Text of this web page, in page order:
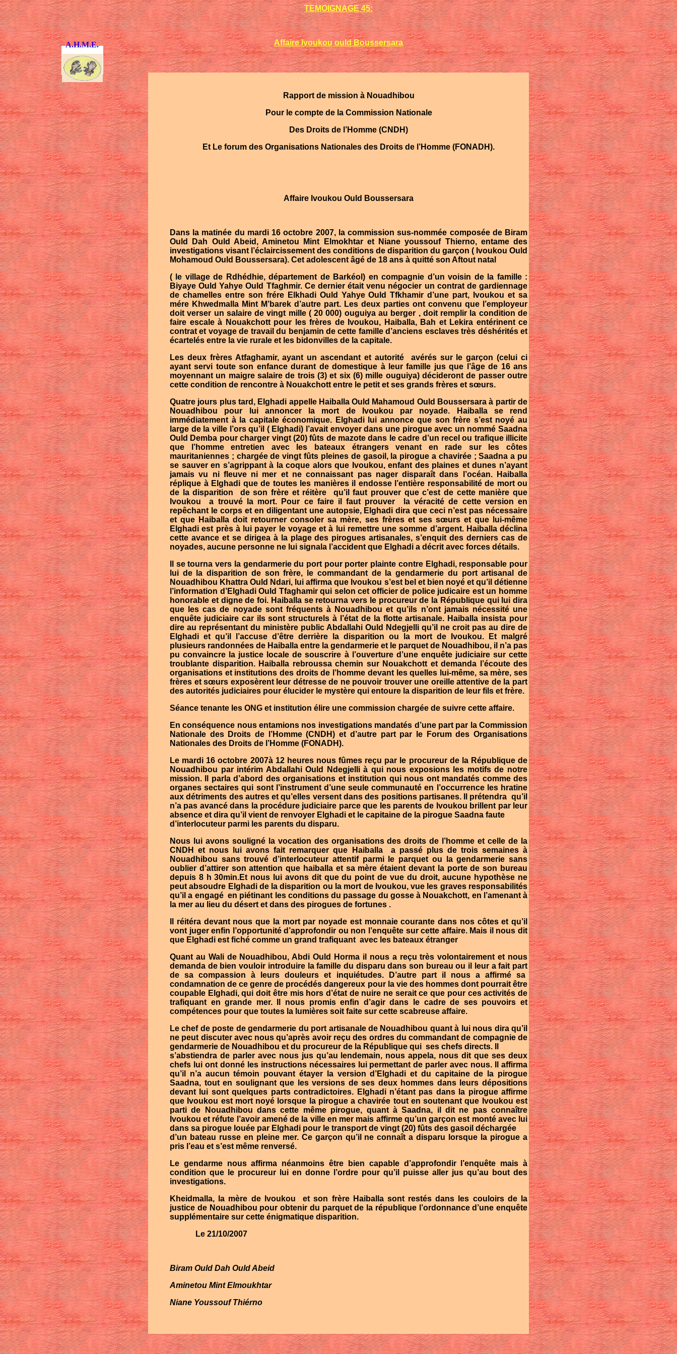
TEMOIGNAGE 45:
A.H.M.E. Affaire Ivoukou ould Boussersara
Rapport de mission à Nouadhibou
Pour le compte de la Commission Nationale
Des Droits de l’Homme (CNDH)
Et Le forum des Organisations Nationales des Droits de l’Homme (FONADH).
Affaire Ivoukou Ould Boussersara
Dans la matinée du mardi 16 octobre 2007, la commission sus-nommée composée de Biram
Ould Dah Ould Abeid, Aminetou Mint Elmokhtar et Niane youssouf Thierno, entame des
investigations visant l’éclaircissement des conditions de disparition du garçon ( Ivoukou Ould
Mohamoud Ould Boussersara). Cet adolescent âgé de 18 ans à quitté son Aftout natal
( le village de Rdhédhie, département de Barkéol) en compagnie d’un voisin de la famille :
Biyaye Ould Yahye Ould Tfaghmir. Ce dernier était venu négocier un contrat de gardiennage
de chamelles entre son frére Elkhadi Ould Yahye Ould Tfkhamir d’une part, Ivoukou et sa
mére Khwedmalla Mint M’barek d’autre part. Les deux parties ont convenu que l’employeur
doit verser un salaire de vingt mille ( 20 000) ouguiya au berger , doit remplir la condition de
faire escale à Nouakchott pour les frères de Ivoukou, Haiballa, Bah et Lekira entérinent ce
contrat et voyage de travail du benjamin de cette famille d’anciens esclaves très déshérités et
écartelés entre la vie rurale et les bidonvilles de la capitale.
Les deux frères Atfaghamir, ayant un ascendant et autorité
avérés sur le garçon (celui ci
ayant servi toute son enfance durant de domestique à leur famille jus que l’âge de 16 ans
moyennant un maigre salaire de trois (3) et six (6) mille ouguiya) décideront de passer outre
cette condition de rencontre à Nouakchott entre le petit et ses grands frères et sœurs.
Quatre jours plus tard, Elghadi appelle Haiballa Ould Mahamoud Ould Boussersara à partir de
Nouadhibou pour lui annoncer la mort de Ivoukou par noyade. Haiballa se rend
immédiatement à la capitale économique. Elghadi lui annonce que son frère s’est noyé au
large de la ville l’ors qu’il ( Elghadi) l’avait envoyer dans une pirogue avec un nommé Saadna
Ould Demba pour charger vingt (20) fûts de mazote dans le cadre d’un recel ou trafique illicite
que l’homme entretien avec les bateaux étrangers venant en rade sur les côtes
mauritaniennes ; chargée de vingt fûts pleines de gasoil, la pirogue a chavirée ; Saadna a pu
se sauver en s’agrippant à la coque alors que Ivoukou, enfant des plaines et dunes n’ayant
jamais vu ni fleuve ni mer et ne connaissant pas nager disparaît dans l’océan. Haiballa
réplique à Elghadi que de toutes les manières il endosse l’entière responsabilité de mort ou
de la disparition
de son frère et réitère
qu’il faut prouver que c’est de cette manière que
Ivoukou
a trouvé la mort. Pour ce faire il faut prouver
la véracité de cette version en
repêchant le corps et en diligentant une autopsie, Elghadi dira que ceci n’est pas nécessaire
et que Haiballa doit retourner consoler sa mère, ses frères et ses sœurs et que lui-même
Elghadi est près à lui payer le voyage et à lui remettre une somme d’argent. Haiballa déclina
cette avance et se dirigea à la plage des pirogues artisanales, s’enquit des derniers cas de
noyades, aucune personne ne lui signala l’accident que Elghadi a décrit avec forces détails.
Il se tourna vers la gendarmerie du port pour porter plainte contre Elghadi, responsable pour
lui de la disparition de son frère, le commandant de la gendarmerie du port artisanal de
Nouadhibou Khattra Ould Ndari, lui affirma que Ivoukou s’est bel et bien noyé et qu’il détienne
l’information d’Elghadi Ould Tfaghamir qui selon cet officier de police judicaire est un homme
honorable et digne de foi. Haiballa se retourna vers le procureur de la République qui lui dira
que les cas de noyade sont fréquents à Nouadhibou et qu’ils n’ont jamais nécessité une
enquête judiciaire car ils sont structurels à l’état de la flotte artisanale. Haiballa insista pour
dire au représentant du ministère public Abdallahi Ould Ndegjelli qu’il ne croit pas au dire de
Elghadi et qu’il l’accuse d’être derrière la disparition ou la mort de Ivoukou. Et malgré
plusieurs randonnées de Haiballa entre la gendarmerie et le parquet de Nouadhibou, il n’a pas
pu convaincre la justice locale de souscrire à l’ouverture d’une enquête judiciaire sur cette
troublante disparition. Haiballa rebroussa chemin sur Nouakchott et demanda l’écoute des
organisations et institutions des droits de l’homme devant les quelles lui-même, sa mère, ses
frères et sœurs exposèrent leur détresse de ne pouvoir trouver une oreille attentive de la part
des autorités judiciaires pour élucider le mystère qui entoure la disparition de leur fils et frère.
Séance tenante les ONG et institution élire une commission chargée de suivre cette affaire.
En conséquence nous entamions nos investigations mandatés d’une part par la Commission
Nationale des Droits de l’Homme (CNDH) et d’autre part par le Forum des Organisations
Nationales des Droits de l’Homme (FONADH).
Le mardi 16 octobre 2007à 12 heures nous fûmes reçu par le procureur de la République de
Nouadhibou par intérim Abdallahi Ould Ndegjelli à qui nous exposions les motifs de notre
mission. Il parla d’abord des organisations et institution qui nous ont mandatés comme des
organes sectaires qui sont l’instrument d’une seule communauté en l’occurrence les hratine
aux détriments des autres et qu’elles versent dans des positions partisanes. Il prétendra qu’il
n’a pas avancé dans la procédure judiciaire parce que les parents de Ivoukou brillent par leur
absence et dira qu’il vient de renvoyer Elghadi et le capitaine de la pirogue Saadna faute
d’interlocuteur parmi les parents du disparu.
Nous lui avons souligné la vocation des organisations des droits de l’homme et celle de la
CNDH et nous lui avons fait remarquer que Haiballa
a passé plus de trois semaines à
Nouadhibou sans trouvé d’interlocuteur attentif parmi le parquet ou la gendarmerie sans
oublier d’attirer son attention que haiballa et sa mère étaient devant la porte de son bureau
depuis 8 h 30min.Et nous lui avons dit que du point de vue du droit, aucune hypothèse ne
peut absoudre Elghadi de la disparition ou la mort de Ivoukou, vue les graves responsabilités
qu’il a engagé en piétinant les conditions du passage du gosse à Nouakchott, en l’amenant à
la mer au lieu du désert et dans des pirogues de fortunes .
Il réitéra devant nous que la mort par noyade est monnaie courante dans nos côtes et qu’il
vont juger enfin l’opportunité d’approfondir ou non l’enquête sur cette affaire. Mais il nous dit
que Elghadi est fiché comme un grand trafiquant avec les bateaux étranger
Quant au Wali de Nouadhibou, Abdi Ould Horma il nous a reçu très volontairement et nous
demanda de bien vouloir introduire la famille du disparu dans son bureau ou il leur a fait part
de sa compassion à leurs douleurs et inquiétudes. D’autre part il nous a affirmé sa
condamnation de ce genre de procédés dangereux pour la vie des hommes dont pourrait être
coupable Elghadi, qui doit être mis hors d’état de nuire ne serait ce que pour ces activités de
trafiquant en grande mer. Il nous promis enfin d’agir dans le cadre de ses pouvoirs et
compétences pour que toutes la lumières soit faite sur cette scabreuse affaire.
Le chef de poste de gendarmerie du port artisanale de Nouadhibou quant à lui nous dira qu’il
ne peut discuter avec nous qu’après avoir reçu des ordres du commandant de compagnie de
gendarmerie de Nouadhibou et du procureur de la République qui ses chefs directs. Il
s’abstiendra de parler avec nous jus qu’au lendemain, nous appela, nous dit que ses deux
chefs lui ont donné les instructions nécessaires lui permettant de parler avec nous. Il affirma
qu’il n’a aucun témoin pouvant étayer la version d’Elghadi et du capitaine de la pirogue
Saadna, tout en soulignant que les versions de ses deux hommes dans leurs dépositions
devant lui sont quelques parts contradictoires. Elghadi n’étant pas dans la pirogue affirme
que Ivoukou est mort noyé lorsque la pirogue a chavirée tout en soutenant que Ivoukou est
parti de Nouadhibou dans cette même pirogue, quant à Saadna, il dit ne pas connaître
Ivoukou et réfute l’avoir amené de la ville en mer mais affirme qu’un garçon est monté avec lui
dans sa pirogue louée par Elghadi pour le transport de vingt (20) fûts des gasoil déchargée
d’un bateau russe en pleine mer. Ce garçon qu’il ne connaît a disparu lorsque la pirogue a
pris l’eau et s’est même renversé.
Le gendarme nous affirma néanmoins être bien capable d’approfondir l’enquête mais à
condition que le procureur lui en donne l’ordre pour qu’il puisse aller jus qu’au bout des
investigations.
Kheidmalla, la mère de Ivoukou
et son frère Haiballa sont restés dans les couloirs de la
justice de Nouadhibou pour obtenir du parquet de la république l’ordonnance d’une enquête
supplémentaire sur cette énigmatique disparition.
Le 21/10/2007
Biram Ould Dah Ould Abeid
Aminetou Mint Elmoukhtar
Niane Youssouf Thiérno